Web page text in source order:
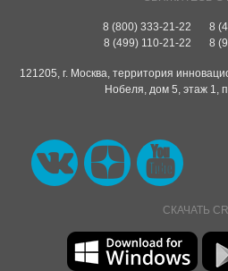
8 (800) 333-21-22
8 (499) 110-21-22
8
8
121205, г. Москва, территория
Нобеля, дом 5, этаж 1,
СКАЧАТЬ